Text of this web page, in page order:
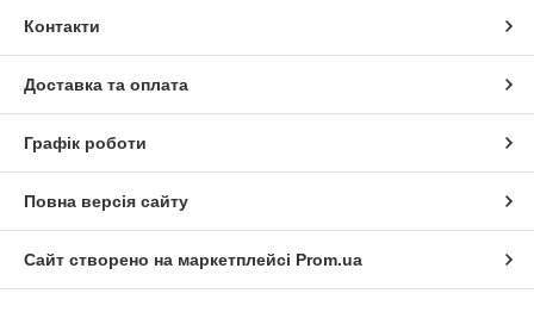
Контакти
Доставка та оплата
Графік роботи
Повна версія сайту
Сайт створено на маркетплейсі Prom.ua